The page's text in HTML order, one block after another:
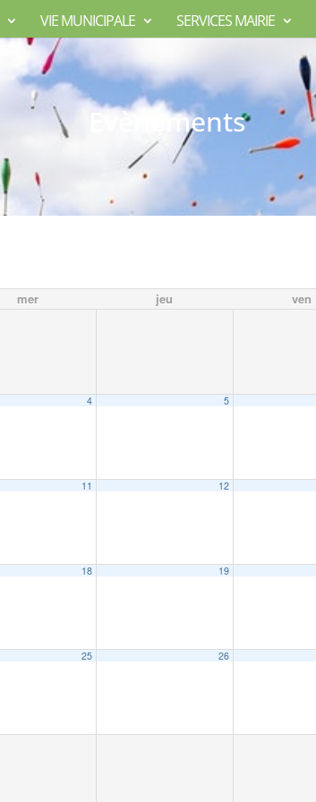
VIE MUNICIPALE SERVICES MAIRIE
Evènements
mer jeu ven
4 5
11 12
18 19
25 26